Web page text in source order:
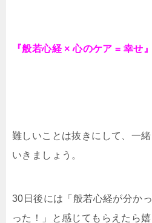
『般若心経 × 心のケア = 幸せ』
難しいことは抜きにして、一
いきましょう。
30日後には「般若心経が分か
った！」と感じてもらえたら